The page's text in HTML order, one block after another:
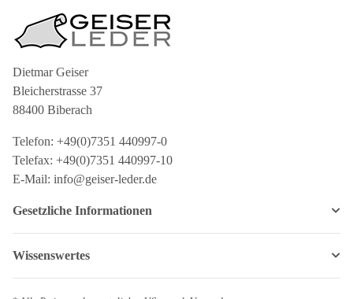
Dietmar Geiser
Bleicherstrasse 37
88400 Biberach
Telefon: +49(0)7351 440997-0
Telefax: +49(0)7351 440997-10
E-Mail: info@geiser-leder.de
Gesetzliche Informationen
Wissenswertes